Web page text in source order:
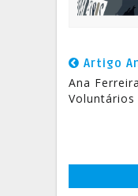
Artigo
Ana
Voluntários